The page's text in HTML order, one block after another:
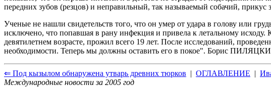
передних зубов (резцов) и неправильный, так называемый собачий,
Ученые не нашли свидетельств того, что он умер от удара в голову или
исключено, что попавшая в рану инфекция и привела к летальному
девятилетнем возрасте, прожил всего 19 лет. После исследований,
необходимости. Теперь мы должны оставить его в покое". Борис
⇐ Под кызылом обнаружена утварь древних тюрков | ОГЛАВЛЕНИЕ |
Международные новости за 2005 год